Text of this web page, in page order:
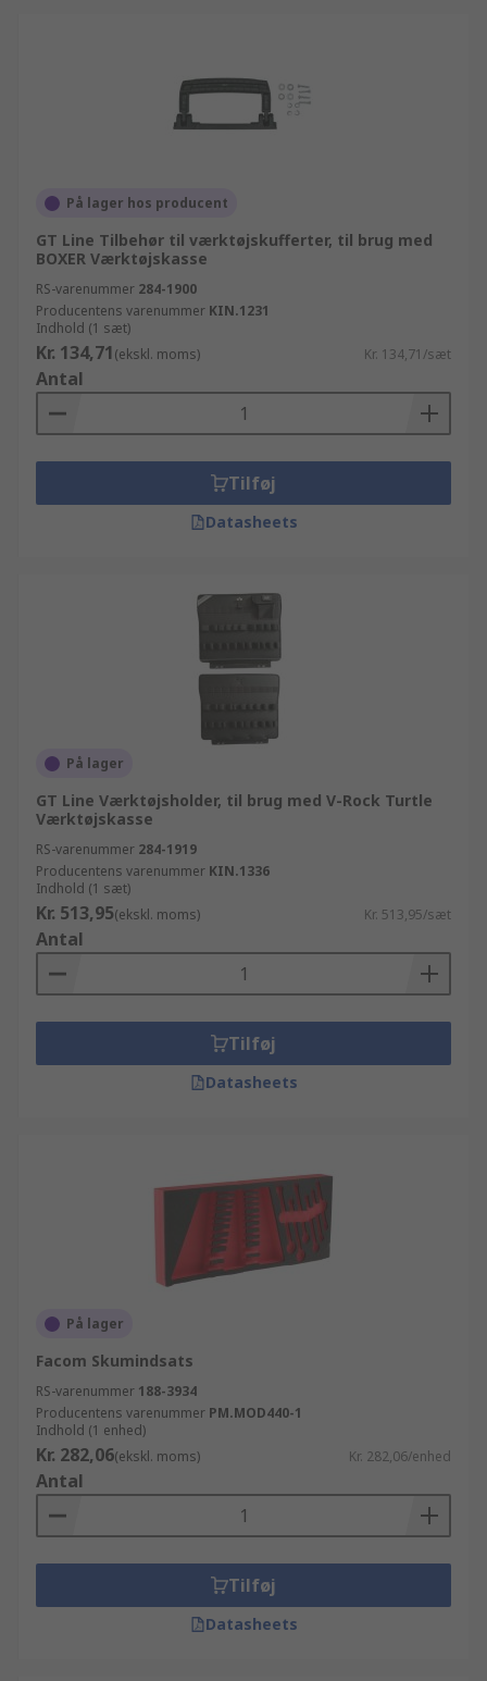
På lager hos producent
GT Line Tilbehør til værktøjskufferter, til brug med
BOXER Værktøjskasse
RS-varenummer 284-1900
Producentens varenummer KIN.1231
Indhold (1 sæt)
Kr. 134,71(ekskl. moms) Kr. 134,71/sæt
Antal
Tilføj
Datasheets
På lager
GT Line Værktøjsholder, til brug med V-Rock Turtle
Værktøjskasse
RS-varenummer 284-1919
Producentens varenummer KIN.1336
Indhold (1 sæt)
Kr. 513,95(ekskl. moms) Kr. 513,95/sæt
Antal
Tilføj
Datasheets
På lager
Facom Skumindsats
RS-varenummer 188-3934
Producentens varenummer PM.MOD440-1
Indhold (1 enhed)
Kr. 282,06(ekskl. moms) Kr. 282,06/enhed
Antal
Tilføj
Datasheets